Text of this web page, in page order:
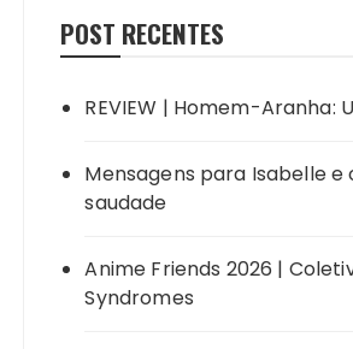
POST RECENTES
REVIEW | Homem-Aranha:
Mensagens para Isabelle e
saudade
Anime Friends 2026 |
Syndromes